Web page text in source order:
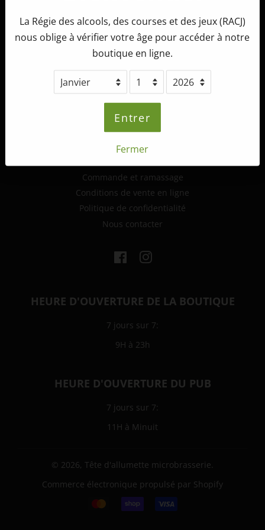
Tête d'Allumette Microbrasserie
265, route 132 ouest,
St-André-de-Kamouraska (Québec)
info@tetedallumette.com
418-493-2222
Informations supplémentaires
Commande et ramassage
Conditions de vente en ligne
Politique de confidentialité
Nous contacter
Facebook
HEURE D'OUVERTURE DE LA BOUTIQUE
7 jours sur 7:
9H à 23h
HEURE D'OUVERTURE DU PUB
7 jours sur 7:
11H à Minuit
© 2026, Tête d'allumette microbrasserie.
Commerce électronique propulsé par Shopify
Icônes
La Régie des alcools, des courses et des jeux (RACJ)
nous oblige à vérifier votre âge pour accéder à notre
boutique en ligne.
Entrer
Fermer